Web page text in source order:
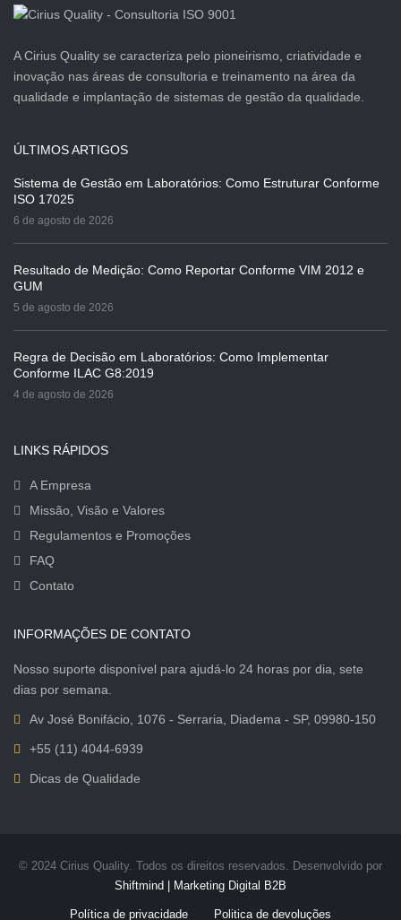
A Cirius Quality se caracteriza pelo pioneirismo, criatividade e
inovação nas áreas de consultoria e treinamento na área da
qualidade e implantação de sistemas de gestão da qualidade.
ÚLTIMOS ARTIGOS
Sistema de Gestão em Laboratórios: Como Estruturar Conforme
ISO 17025
6 de agosto de 2026
Resultado de Medição: Como Reportar Conforme VIM 2012 e
GUM
5 de agosto de 2026
Regra de Decisão em Laboratórios: Como Implementar
Conforme ILAC G8:2019
4 de agosto de 2026
LINKS RÁPIDOS
A Empresa
Missão, Visão e Valores
Regulamentos e Promoções
FAQ
Contato
INFORMAÇÕES DE CONTATO
Nosso suporte disponível para ajudá-lo 24 horas por dia, sete
dias por semana.
Av José Bonifácio, 1076 - Serraria, Diadema - SP, 09980-150
+55 (11) 4044-6939
Dicas de Qualidade
© 2024 Cirius Quality. Todos os direitos reservados. Desenvolvido por
Shiftmind | Marketing Digital B2B
Política de privacidade Politica de devoluções